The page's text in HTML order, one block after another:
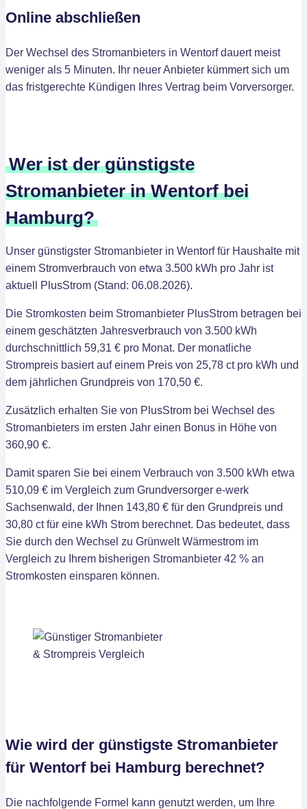
Online abschließen
Der Wechsel des Stromanbieters in Wentorf dauert meist
weniger als 5 Minuten. Ihr neuer Anbieter kümmert sich um
das fristgerechte Kündigen Ihres Vertrag beim Vorversorger.
Wer ist der günstigste
Stromanbieter in Wentorf bei
Hamburg?
Unser günstigster Stromanbieter in Wentorf für Haushalte mit
einem Stromverbrauch von etwa 3.500 kWh pro Jahr ist
aktuell PlusStrom (Stand: 06.08.2026).
Die Stromkosten beim Stromanbieter PlusStrom betragen bei
einem geschätzten Jahresverbrauch von 3.500 kWh
durchschnittlich 59,31 € pro Monat. Der monatliche
Strompreis basiert auf einem Preis von 25,78 ct pro kWh und
dem jährlichen Grundpreis von 170,50 €.
Zusätzlich erhalten Sie von PlusStrom bei Wechsel des
Stromanbieters im ersten Jahr einen Bonus in Höhe von
360,90 €.
Damit sparen Sie bei einem Verbrauch von 3.500 kWh etwa
510,09 € im Vergleich zum Grundversorger e-werk
Sachsenwald, der Ihnen 143,80 € für den Grundpreis und
30,80 ct für eine kWh Strom berechnet. Das bedeutet, dass
Sie durch den Wechsel zu Grünwelt Wärmestrom im
Vergleich zu Ihrem bisherigen Stromanbieter 42 % an
Stromkosten einsparen können.
Wie wird der günstigste Stromanbieter
für Wentorf bei Hamburg berechnet?
Die nachfolgende Formel kann genutzt werden, um Ihre